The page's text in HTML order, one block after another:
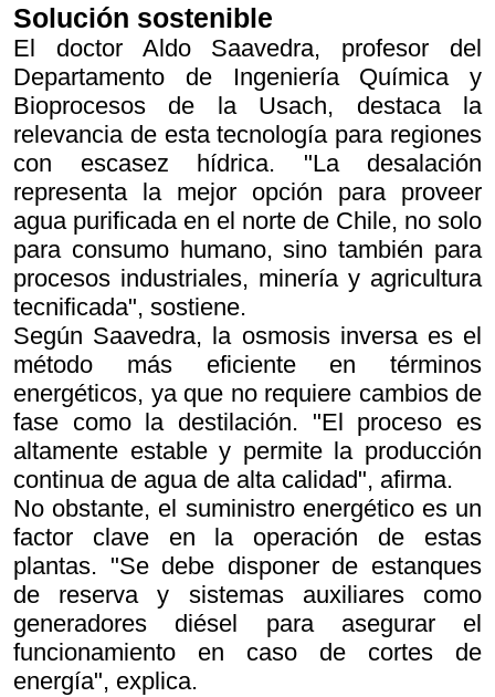
Solución sostenible
El doctor Aldo Saavedra, profesor del
Departamento de Ingeniería Química y
Bioprocesos de la Usach, destaca la
relevancia de esta tecnología para regiones
con escasez hídrica. "La desalación
representa la mejor opción para proveer
agua purificada en el norte de Chile, no solo
para consumo humano, sino también para
procesos industriales, minería y agricultura
tecnificada", sostiene.
Según Saavedra, la osmosis inversa es el
método más eficiente en términos
energéticos, ya que no requiere cambios de
fase como la destilación. "El proceso es
altamente estable y permite la producción
continua de agua de alta calidad", afirma.
No obstante, el suministro energético es un
factor clave en la operación de estas
plantas. "Se debe disponer de estanques
de reserva y sistemas auxiliares como
generadores diésel para asegurar el
funcionamiento en caso de cortes de
energía", explica.